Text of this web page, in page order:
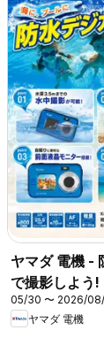
ヤマダ 電機 -
で撮影しよう!
05/30 〜 2026/
ヤマダ 電機